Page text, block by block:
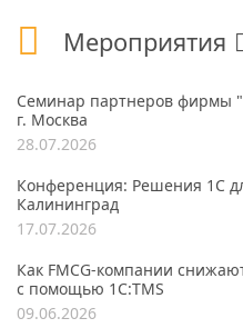
Мероприятия
Семинар партнеров фирмы
г. Москва
28.07.2026
Конференция: Решения 1С
Калининград
17.07.2026
Как FMCG-компании
с помощью 1С:TMS
09.06.2026